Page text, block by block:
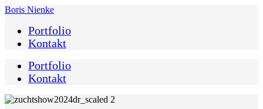
Boris Nienke
Portfolio
Kontakt
Portfolio
Kontakt